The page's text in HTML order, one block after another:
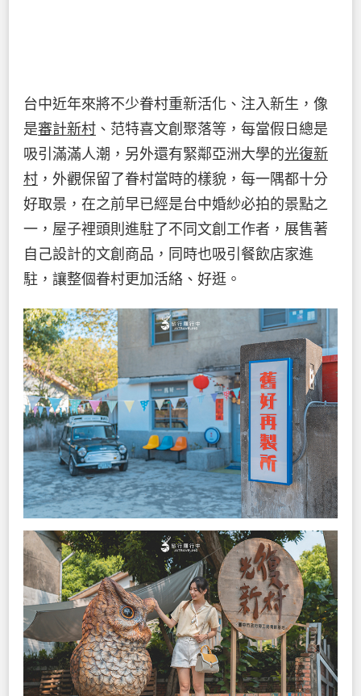
台中近年來將不少眷村重新活化、注入新生，像
是審計新村 、范特喜文創聚落等，每當假日總是
吸引滿滿人潮，另外還有緊鄰亞洲大學的光復新
村 ，外觀保留了眷村當時的樣貌，每一隅都十分
好取景，在之前早已經是台中婚紗必拍的景點之
一，屋子裡頭則進駐了不同文創工作者，展售著
自己設計的文創商品，同時也吸引餐飲店家進
駐，讓整個眷村更加活絡、好逛。